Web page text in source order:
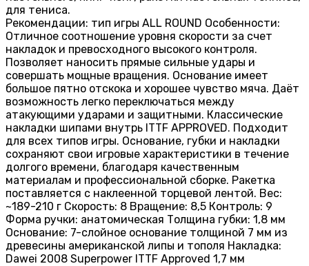
для тениса.
Рекомендации: тип игры ALL ROUND Особенности:
Отличное соотношение уровня скорости за счет
накладок и превосходного высокого контроля.
Позволяет наносить прямые сильные удары и
совершать мощные вращения. Основание имеет
большое пятно отскока и хорошее чувство мяча. Даёт
возможность легко переключаться между
атакующими ударами и защитными. Классические
накладки шипами внутрь ITTF APPROVED. Подходит
для всех типов игры. Основание, губки и накладки
сохраняют свои игровые характеристики в течение
долгого времени, благодаря качественным
материалам и профессиональной сборке. Ракетка
поставляется с наклеенной торцевой лентой. Вес:
~189-210 г Скорость: 8 Вращение: 8,5 Контроль: 9
Форма ручки: анатомическая Толщина губки: 1,8 мм
Основание: 7-слойное основание толщиной 7 мм из
древесины американской липы и тополя Накладка:
Dawei 2008 Superpower ITTF Approved 1,7 мм